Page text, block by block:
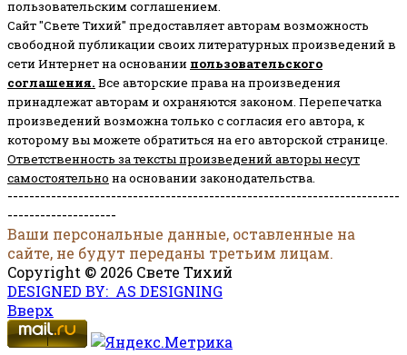
пользовательским соглашением.
Сайт "Свете Тихий" предоставляет авторам возможность
свободной публикации своих литературных произведений в
сети Интернет на основании пользовательского
соглашения. Все авторские права на произведения
принадлежат авторам и охраняются законом. Перепечатка
произведений возможна только с согласия его автора, к
которому вы можете обратиться на его авторской странице.
Ответственность за тексты произведений авторы несут
самостоятельно на основании законодательства.
------------------------------------------------------------------------
--------------------
Ваши персональные данные, оставленные на
сайте, не будут переданы третьим лицам.
Copyright © 2026 Свете Тихий
DESIGNED BY: AS DESIGNING
Вверх